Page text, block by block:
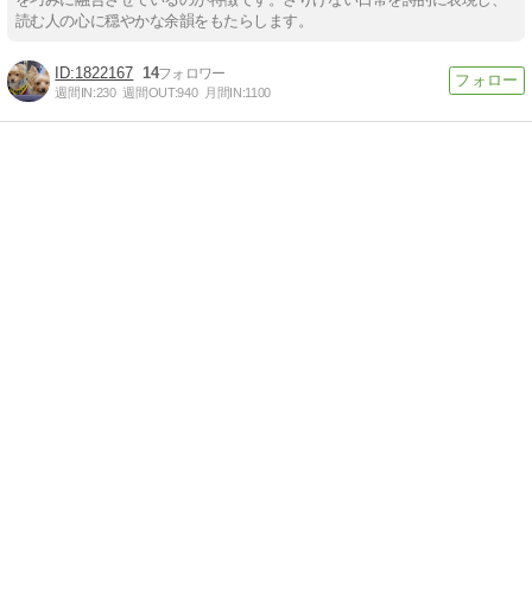
読む人の心に穏やかな余韻をもたらします。
1822167 14
週間IN:230 週間OUT:940 月間IN:1100